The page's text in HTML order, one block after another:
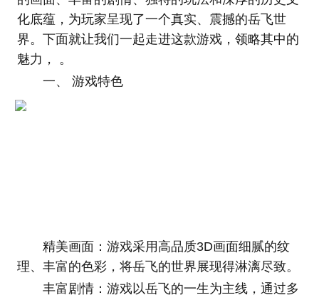
化底蕴，为玩家呈现了一个真实、震撼的岳飞世
界。下面就让我们一起走进这款游戏，领略其中的
魅力， 。
一、 游戏特色
精美画面：游戏采用高品质3D画面细腻的纹
理、丰富的色彩，将岳飞的世界展现得淋漓尽致。
丰富剧情：游戏以岳飞的一生为主线，通过多